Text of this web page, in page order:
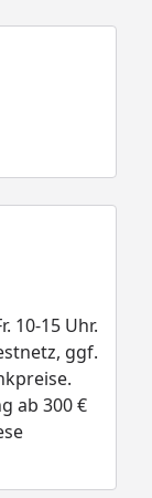
10-15 Uhr.
ggf.
ab 300 €